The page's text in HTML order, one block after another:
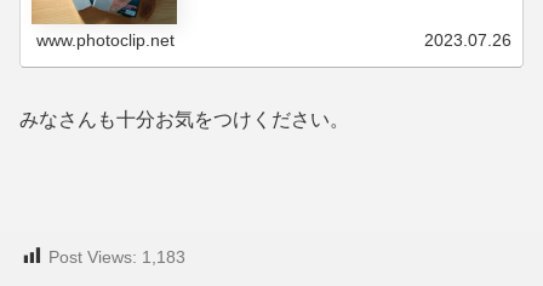
www.photoclip.net 2023.07.26
みなさんも十分お気をつけください。
Post Views: 1,183